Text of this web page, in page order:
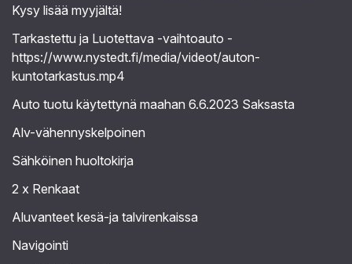
Kysy lisää myyjältä!
Tarkastettu ja Luotettava -vaihtoauto -
https://www.nystedt.fi/media/videot/auton-
kuntotarkastus.mp4
Auto tuotu käytettynä maahan 6.6.2023 Saksasta
Alv-vähennyskelpoinen
Sähköinen huoltokirja
2 x Renkaat
Aluvanteet kesä-ja talvirenkaissa
Navigointi